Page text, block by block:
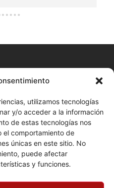
utilizamos tecnologías
y/o acceder a la información
de estas tecnologías nos
el comportamiento de
únicas en este sitio. No
puede afectar
y funciones.
Glezsa musik te da un
y lo tenía a las 10am